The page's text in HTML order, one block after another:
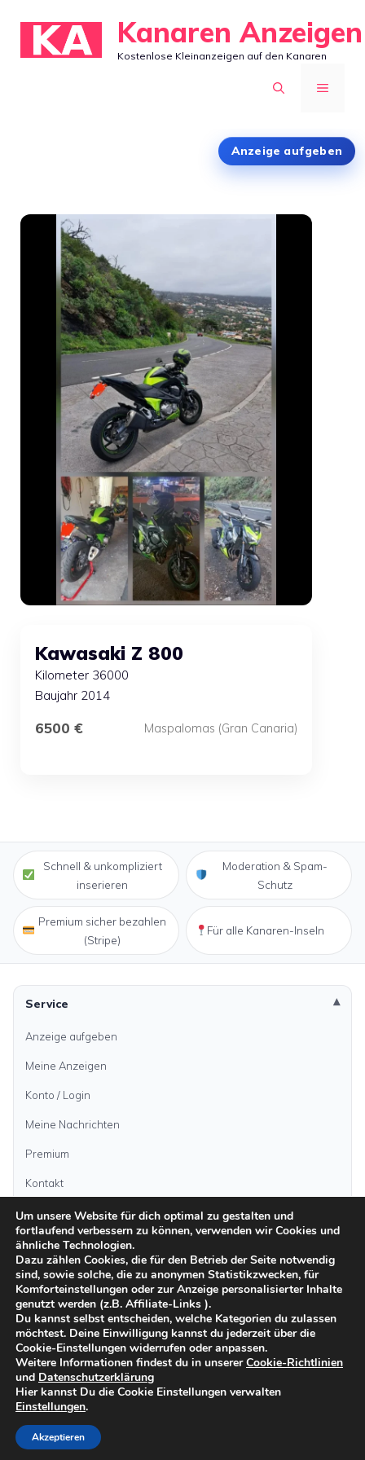
Inhalt
springen
Kanaren Anzeigen
Kostenlose Kleinanzeigen auf den Kanaren
MENÜ
Anzeige aufgeben
Kawasaki Z 800
Kilometer 36000
Baujahr 2014
6500 € Maspalomas (Gran Canaria)
Schnell & unkompliziert
inserieren
Moderation & Spam-
Schutz
Premium sicher bezahlen
(Stripe)
Für alle Kanaren-Inseln
Service
Anzeige aufgeben
Meine Anzeigen
Konto / Login
Meine Nachrichten
Premium
Kontakt
Anzeige aufgeben
Kategorien
Inseln
ImpressumDatenschutzAGB Sicher inserierenModerationsrichtlinien
Um unsere Website für dich optimal zu gestalten und
fortlaufend verbessern zu können, verwenden wir Cookies und
ähnliche Technologien.
Dazu zählen Cookies, die für den Betrieb der Seite notwendig
sind, sowie solche, die zu anonymen Statistikzwecken, für
Komforteinstellungen oder zur Anzeige personalisierter Inhalte
genutzt werden (z.B. Affiliate-Links ).
Du kannst selbst entscheiden, welche Kategorien du zulassen
möchtest. Deine Einwilligung kannst du jederzeit über die
Cookie-Einstellungen widerrufen oder anpassen.
Weitere Informationen findest du in unsererCookie-Richtlinien
und Datenschutzerklärung
Hier kannst Du die Cookie Einstellungen verwalten
Einstellungen.
Akzeptieren